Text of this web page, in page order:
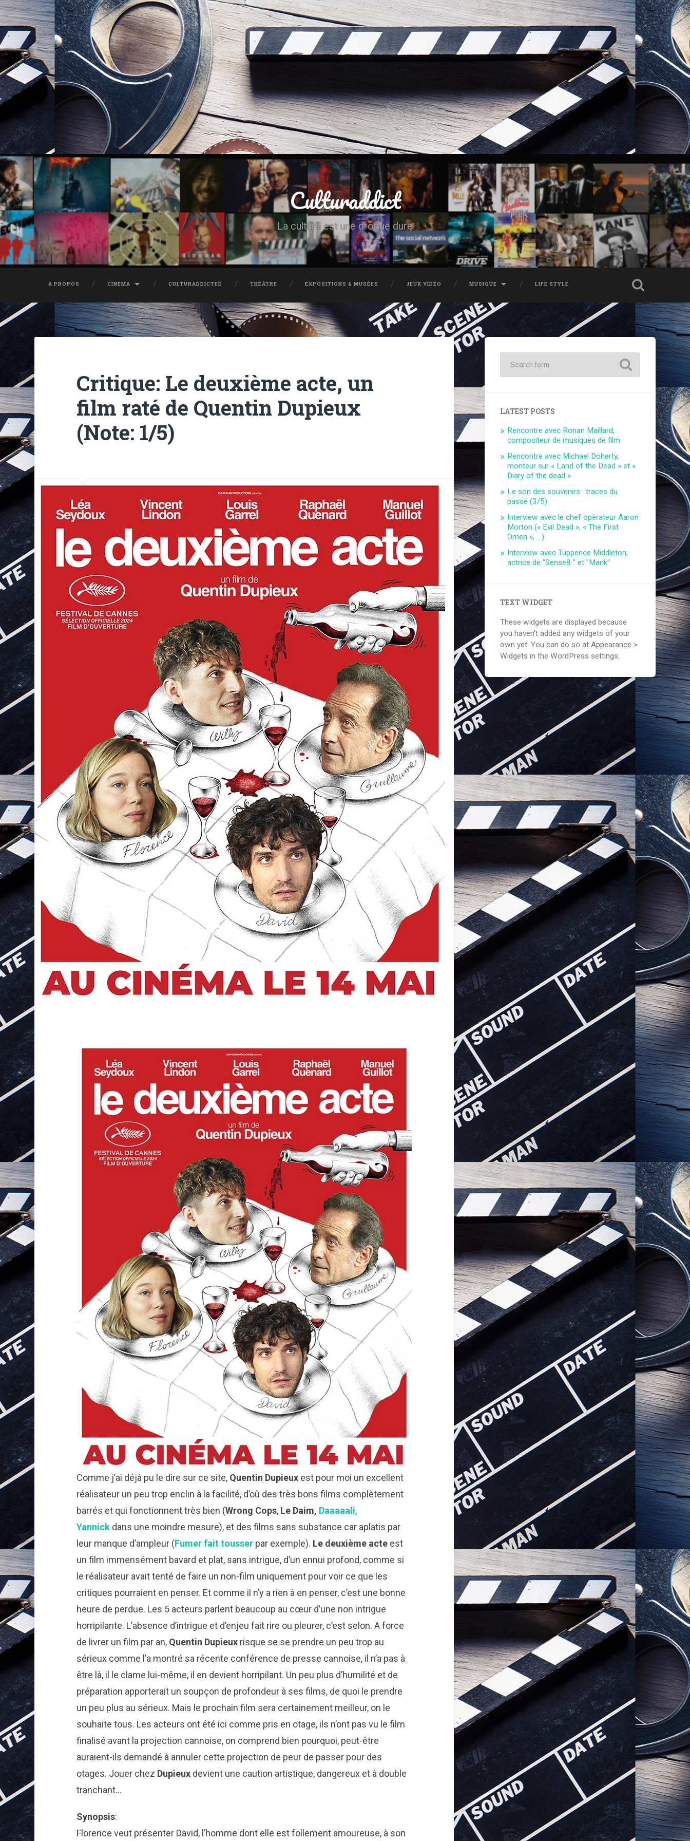
Culturaddict
La culture est une drogue dure
À PROPOS CINÉMA CULTURADDICTED THÉÂTRE EXPOSITIONS & MUSÉES JEUX VIDÉO MUSIQUE LIFE STYLE
Critique: Le deuxième acte, un
film raté de Quentin Dupieux
(Note: 1/5)
Comme j’ai déjà pu le dire sur ce site, Quentin Dupieuxest pour moi un excellent
réalisateur un peu trop enclin à la facilité, d’où des très bons films complètement
barrés et qui fonctionnent très bien (Wrong Cops, Le Daim, Daaaaali,
Yannick dans une moindre mesure), et des films sans substance car aplatis par
leur manque d’ampleur (Fumer fait tousser par exemple). Le deuxième acteest
un film immensément bavard et plat, sans intrigue, d’un ennui profond, comme si
le réalisateur avait tenté de faire un non-film uniquement pour voir ce que les
critiques pourraient en penser. Et comme il n’y a rien à en penser, c’est une bonne
heure de perdue. Les 5 acteurs parlent beaucoup au cœur d’une non intrigue
horripilante. L’absence d’intrigue et d’enjeu fait rire ou pleurer, c’est selon. A force
de livrer un film par an, Quentin Dupieuxrisque se se prendre un peu trop au
sérieux comme l’a montré sa récente conférence de presse cannoise, il n’a pas à
être là, il le clame lui-même, il en devient horripilant. Un peu plus d’humilité et de
préparation apporterait un soupçon de profondeur à ses films, de quoi le prendre
un peu plus au sérieux. Mais le prochain film sera certainement meilleur, on le
souhaite tous. Les acteurs ont été ici comme pris en otage, ils n’ont pas vu le film
finalisé avant la projection cannoise, on comprend bien pourquoi, peut-être
auraient-ils demandé à annuler cette projection de peur de passer pour des
otages. Jouer chez Dupieux devient une caution artistique, dangereux et à double
tranchant…
Synopsis:
Florence veut présenter David, l’homme dont elle est follement amoureuse, à son
LATEST POSTS
Rencontre avec Ronan Maillard,
compositeur de musiques de film
Rencontre avec Michael Doherty,
monteur sur « Land of the Dead » et «
Diary of the dead »
Le son des souvenirs : traces du
passé (3/5)
Interview avec le chef opérateur Aaron
Morton (« Evil Dead », « The First
Omen », …)
Interview avec Tuppence Middleton,
actrice de "Sense8 " et "Mank"
TEXT WIDGET
These widgets are displayed because
you haven't added any widgets of your
own yet. You can do so at Appearance >
Widgets in the WordPress settings.